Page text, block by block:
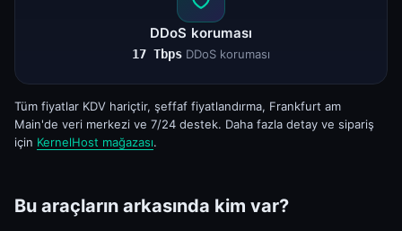
DDoS koruması
17 Tbps DDoS koruması
Tüm fiyatlar KDV hariçtir, şeffaf fiyatlandırma, Frankfurt am
Main'de veri merkezi ve 7/24 destek. Daha fazla detay ve sipariş
için KernelHost mağazası.
Bu araçların arkasında kim var?